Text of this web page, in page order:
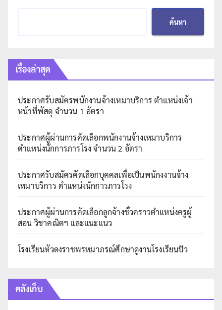
ค้นหา
เรื่องล่าสุด
ประกาศรับสมัครพนักงานจ้างเหมาบริการ ตำแหน่งเจ้า
หน้าที่พัสดุ จำนวน 1 อัตรา
ประกาศผู้ผ่านการคัดเลือกพนักงานจ้างเหมาบริการ
ตำแหน่งนักการภารโรง จำนวน 2 อัตรา
ประกาศรับสมัครคัดเลือกบุคคลเพื่อเป็นพนักงงานจ้าง
เหมาบริการ ตำแหน่งนักการภารโรง
ประกาศผู้ผ่านการคัดเลือกลูกจ้างชั่วคราวตำแหน่งครูผู้
สอน วิชาคณิตฯ และแนะแนว
โรงเรียนหัวดงราชพรหมาภรณ์ศึกษาดูงานโรงเรียนปัว
คลังเก็บ